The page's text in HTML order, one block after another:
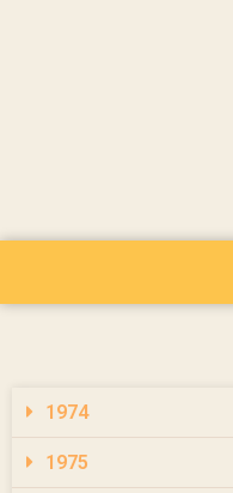
1974
1975